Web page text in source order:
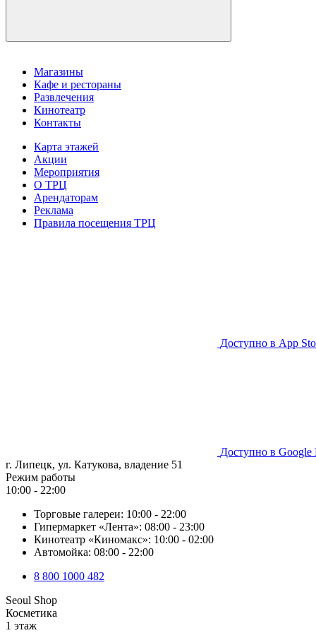
Магазины
Кафе и рестораны
Развлечения
Кинотеатр
Контакты
Карта этажей
Акции
Мероприятия
О ТРЦ
Арендаторам
Реклама
Правила посещения ТРЦ
Доступно в App
Доступно в Google
г. Липецк, ул. Катукова, владение 51
Режим работы
10:00 - 22:00
Торговые галереи: 10:00 - 22:00
Гипермаркет «Лента»: 08:00 - 23:00
Кинотеатр «Киномакс»: 10:00 - 02:00
Автомойка: 08:00 - 22:00
8 800 1000 482
Seoul Shop
Косметика
1 этаж